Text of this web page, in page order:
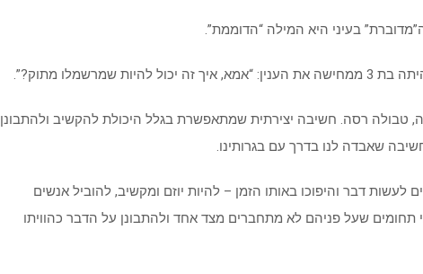
בעיני היא המילה “הדוממת”.
מתוק?”.
טבולה רסה. חשיבה יצירתית שמתאפשרת בגלל היכולת להקשיב ולהתבונן
שאבדה לנו בדרך עם בגרותינו.
לעשות דבר והיפוכו באותו הזמן – להיות יוזם ומקשיב, להוביל אנשים
תחומים שעל פניהם לא מתחברים מצד אחד ולהתבונן על הדבר כהוויתו